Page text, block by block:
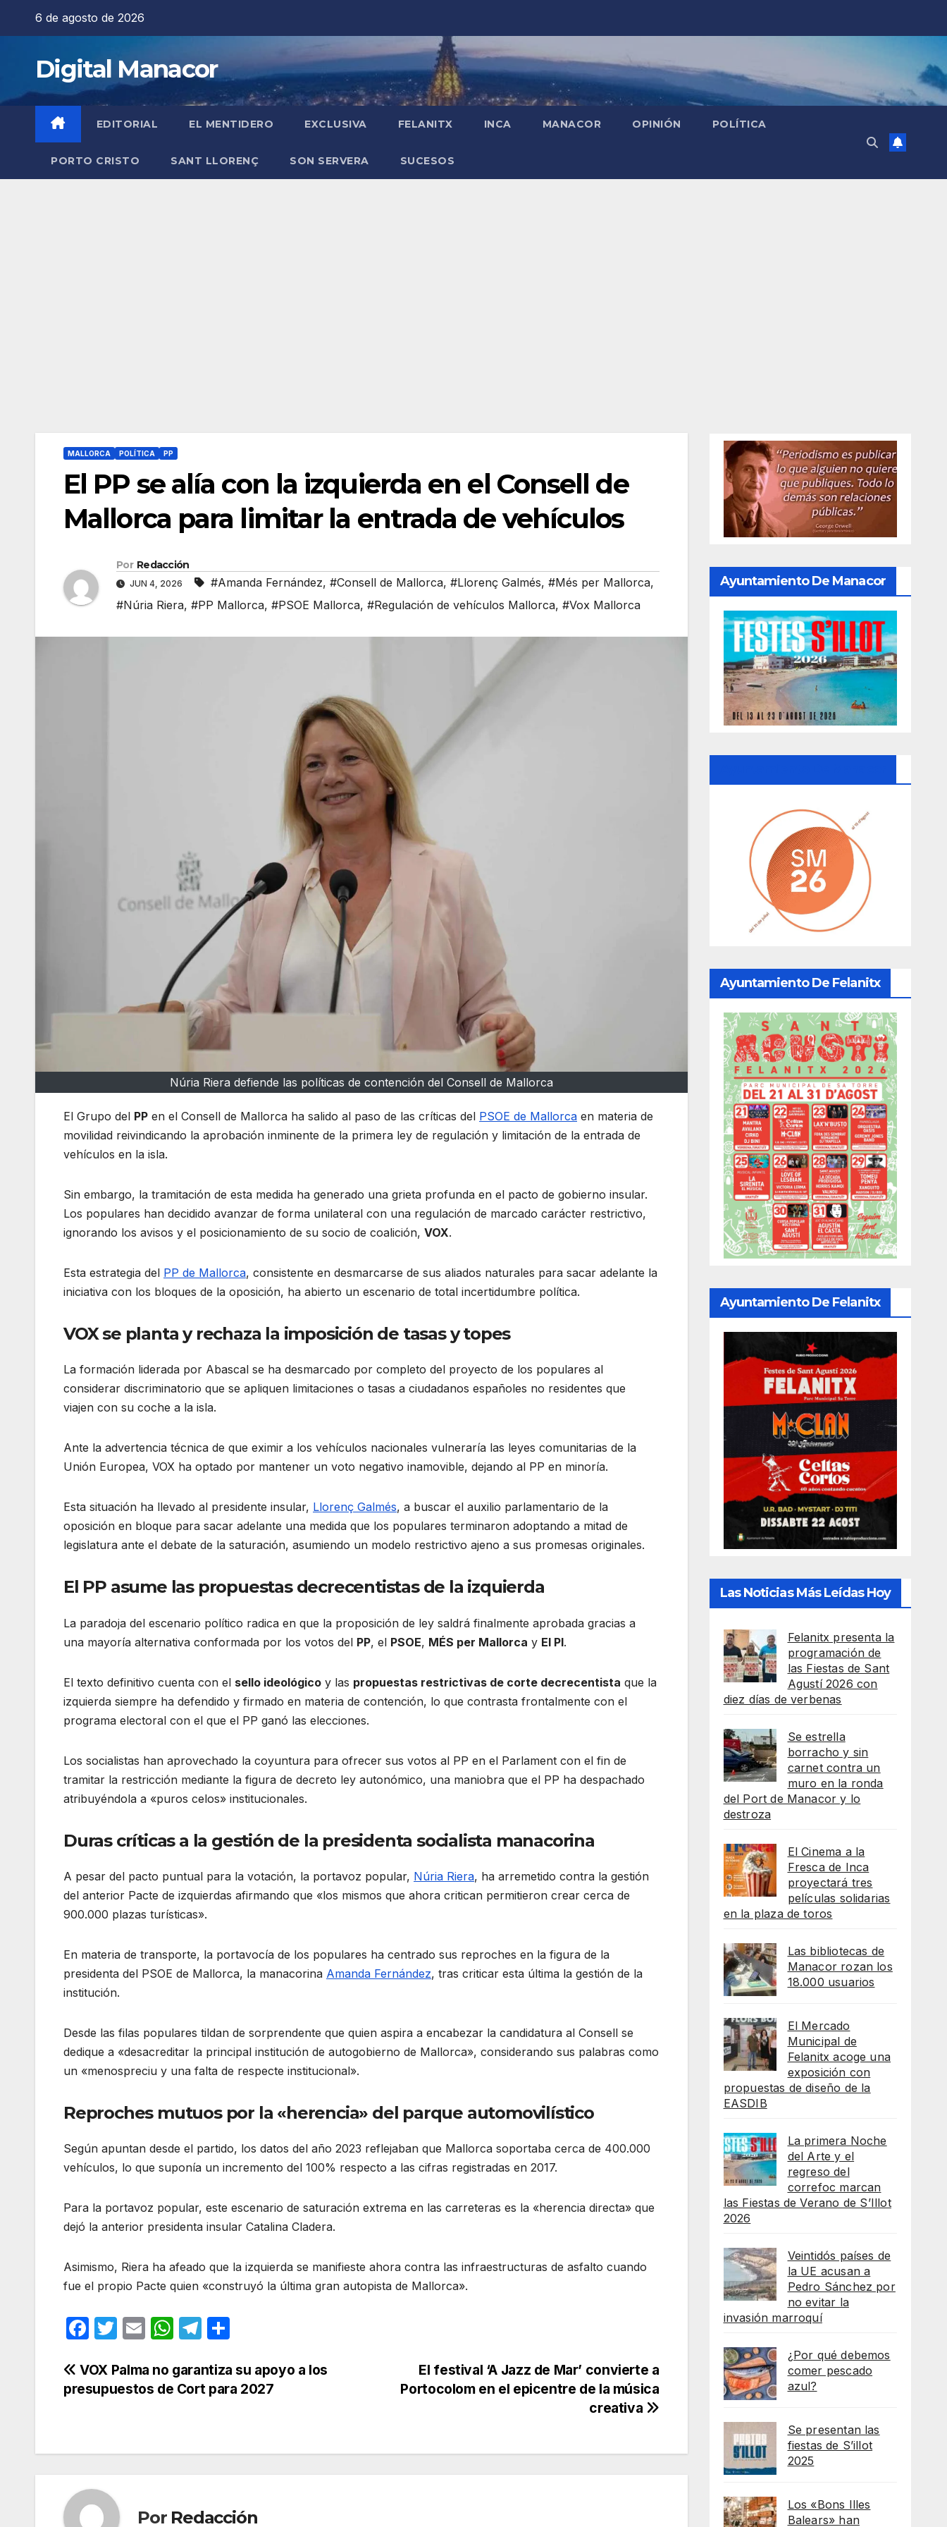
6 de agosto de 2026
Digital Manacor
EDITORIAL EL MENTIDERO EXCLUSIVA FELANITX INCA MANACOR OPINIÓN POLÍTICA
PORTO CRISTO SANT LLORENÇ SON SERVERA SUCESOS
MALLORCA POLÍTICA PP
El PP se alía con la izquierda en el Consell de
Mallorca para limitar la entrada de vehículos
Por Redacción
JUN 4, 2026 #Amanda Fernández, #Consell de Mallorca, #Llorenç Galmés, #Més per Mallorca,
#Núria Riera, #PP Mallorca, #PSOE Mallorca, #Regulación de vehículos Mallorca, #Vox Mallorca
Núria Riera defiende las políticas de contención del Consell de Mallorca
El Grupo del PP en el Consell de Mallorca ha salido al paso de las críticas del PSOE de Mallorca en materia de
movilidad reivindicando la aprobación inminente de la primera ley de regulación y limitación de la entrada de
vehículos en la isla.
Sin embargo, la tramitación de esta medida ha generado una grieta profunda en el pacto de gobierno insular.
Los populares han decidido avanzar de forma unilateral con una regulación de marcado carácter restrictivo,
ignorando los avisos y el posicionamiento de su socio de coalición, VOX.
Esta estrategia del PP de Mallorca, consistente en desmarcarse de sus aliados naturales para sacar adelante la
iniciativa con los bloques de la oposición, ha abierto un escenario de total incertidumbre política.
VOX se planta y rechaza la imposición de tasas y topes
La formación liderada por Abascal se ha desmarcado por completo del proyecto de los populares al
considerar discriminatorio que se apliquen limitaciones o tasas a ciudadanos españoles no residentes que
viajen con su coche a la isla.
Ante la advertencia técnica de que eximir a los vehículos nacionales vulneraría las leyes comunitarias de la
Unión Europea, VOX ha optado por mantener un voto negativo inamovible, dejando al PP en minoría.
Esta situación ha llevado al presidente insular, Llorenç Galmés, a buscar el auxilio parlamentario de la
oposición en bloque para sacar adelante una medida que los populares terminaron adoptando a mitad de
legislatura ante el debate de la saturación, asumiendo un modelo restrictivo ajeno a sus promesas originales.
El PP asume las propuestas decrecentistas de la izquierda
La paradoja del escenario político radica en que la proposición de ley saldrá finalmente aprobada gracias a
una mayoría alternativa conformada por los votos del PP, el PSOE, MÉS per Mallorca y El PI.
El texto definitivo cuenta con el sello ideológico y las propuestas restrictivas de corte decrecentista que la
izquierda siempre ha defendido y firmado en materia de contención, lo que contrasta frontalmente con el
programa electoral con el que el PP ganó las elecciones.
Los socialistas han aprovechado la coyuntura para ofrecer sus votos al PP en el Parlament con el fin de
tramitar la restricción mediante la figura de decreto ley autonómico, una maniobra que el PP ha despachado
atribuyéndola a «puros celos» institucionales.
Duras críticas a la gestión de la presidenta socialista manacorina
A pesar del pacto puntual para la votación, la portavoz popular, Núria Riera, ha arremetido contra la gestión
del anterior Pacte de izquierdas afirmando que «los mismos que ahora critican permitieron crear cerca de
900.000 plazas turísticas».
En materia de transporte, la portavocía de los populares ha centrado sus reproches en la figura de la
presidenta del PSOE de Mallorca, la manacorina Amanda Fernández, tras criticar esta última la gestión de la
institución.
Desde las filas populares tildan de sorprendente que quien aspira a encabezar la candidatura al Consell se
dedique a «desacreditar la principal institución de autogobierno de Mallorca», considerando sus palabras como
un «menospreciu y una falta de respecte institucional».
Reproches mutuos por la «herencia» del parque automovilístico
Según apuntan desde el partido, los datos del año 2023 reflejaban que Mallorca soportaba cerca de 400.000
vehículos, lo que suponía un incremento del 100% respecto a las cifras registradas en 2017.
Para la portavoz popular, este escenario de saturación extrema en las carreteras es la «herencia directa» que
dejó la anterior presidenta insular Catalina Cladera.
Asimismo, Riera ha afeado que la izquierda se manifieste ahora contra las infraestructuras de asfalto cuando
fue el propio Pacte quien «construyó la última gran autopista de Mallorca».
F
c
e
k
T
itt
er
E
ail
W
at
s
T
e
gr
m
p
Navegación
de
El festival ‘A Jazz de Mar’ convierte a
Portocolom en el epicentre de la música
creativa
VOX Palma no garantiza su apoyo a los
presupuestos de Cort para 2027
Por Redacción
Ayuntamiento De Manacor
Ayuntamiento De Felanitx
Ayuntamiento De Felanitx
Las Noticias Más Leídas Hoy
Felanitx presenta la
programación de
las Fiestas de Sant
Agustí 2026 con
diez días de verbenas
Se estrella
borracho y sin
carnet contra un
muro en la ronda
del Port de Manacor y lo
destroza
El Cinema a la
Fresca de Inca
proyectará tres
películas solidarias
en la plaza de toros
Las bibliotecas de
Manacor rozan los
18.000 usuarios
El Mercado
Municipal de
Felanitx acoge una
exposición con
propuestas de diseño de la
EASDIB
La primera Noche
del Arte y el
regreso del
correfoc marcan
las Fiestas de Verano de S’Illot
2026
Veintidós países de
la UE acusan a
Pedro Sánchez por
no evitar la
invasión marroquí
¿Por qué debemos
comer pescado
azul?
Se presentan las
fiestas de S’illot
2025
Los «Bons Illes
Balears» han